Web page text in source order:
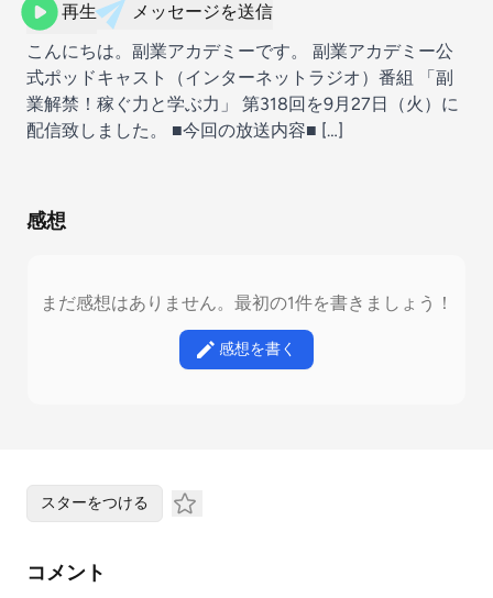
再生
メッセージを送信
こんにちは。副業アカデミーです。 副業アカデミー公
式ポッドキャスト（インターネットラジオ）番組 「副
業解禁！稼ぐ力と学ぶ力」 第318回を9月27日（火）に
配信致しました。 ■今回の放送内容■ […]
感想
まだ感想はありません。最初の1件を書きましょう！
感想を書く
スターをつける
コメント